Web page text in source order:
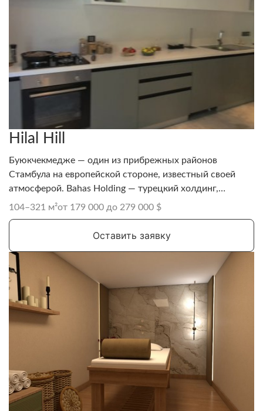
Hilal Hill
Буюкчекмедже — один из прибрежных районов
Стамбула на европейской стороне, известный своей
атмосферой. Bahas Holding — турецкий холдинг,
который начал свой путь около 35 лет назад (около
успешно расширился на множество других сфер.
104–321 м²от 179 000 до 279 000 $
Оставить заявку